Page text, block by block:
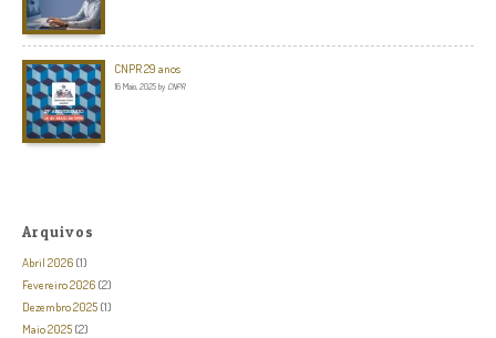
CNPR 29 anos
16 Maio, 2025 by CNPR
Arquivos
Abril 2026 (1)
Fevereiro 2026 (2)
Dezembro 2025 (1)
Maio 2025 (2)